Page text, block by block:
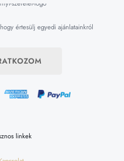
értesülj egyedi ajánlatainkról
linkek